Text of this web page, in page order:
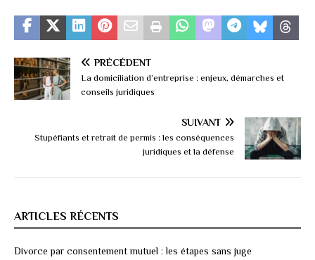
PRÉCÉDENT
La domiciliation d’entreprise : enjeux, démarches et
conseils juridiques
SUIVANT
Stupéfiants et retrait de permis : les conséquences
juridiques et la défense
ARTICLES RÉCENTS
Divorce par consentement mutuel : les étapes sans juge